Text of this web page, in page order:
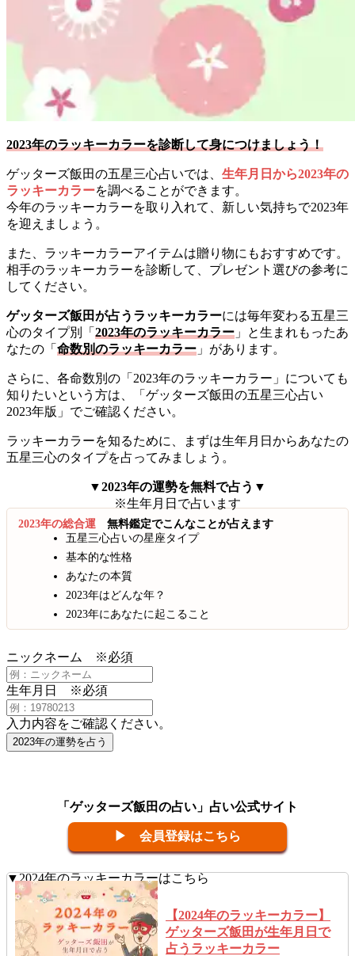
2023年のラッキーカラーを診断して身につけましょう！
ゲッターズ飯田の五星三心占いでは、 生年月日から2023年の
ラッキーカラーを調べることができます。
今年のラッキーカラーを取り入れて、新しい気持ちで2023年
を迎えましょう。
また、ラッキーカラーアイテムは贈り物にもおすすめです。
相手のラッキーカラーを診断して、プレゼント選びの参考に
してください。
ゲッターズ飯田が占うラッキーカラーには毎年変わる五星三
心のタイプ別「 2023年のラッキーカラー 」と生まれもったあ
なたの「 命数別のラッキーカラー 」があります。
さらに、各命数別の「2023年のラッキーカラー」についても
知りたいという方は、「ゲッターズ飯田の五星三心占い
2023年版」でご確認ください。
ラッキーカラーを知るために、まずは生年月日からあなたの
五星三心のタイプを占ってみましょう。
▼2023年の運勢を無料で占う▼
※生年月日で占います
2023年の総合運 無料鑑定でこんなことが占えます
五星三心占いの星座タイプ
基本的な性格
あなたの本質
2023年はどんな年？
2023年にあなたに起こること
ニックネーム ※必須
生年月日 ※必須
入力内容をご確認ください。
2023年の運勢を占う
「ゲッターズ飯田の占い」占い公式サイト
▶ 会員登録はこちら
▼2024年のラッキーカラーはこちら
【2024年のラッキーカラー】
ゲッターズ飯田が生年月日で
占うラッキーカラー